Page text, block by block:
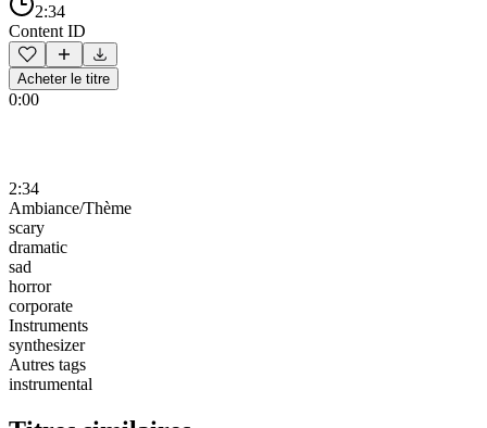
2:34
Content ID
Acheter le titre
0:00
2:34
Ambiance/Thème
scary
dramatic
sad
horror
corporate
Instruments
synthesizer
Autres tags
instrumental